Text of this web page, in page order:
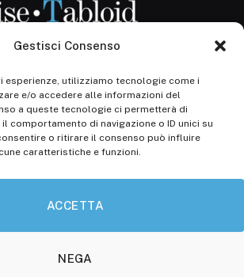
Gestisci Consenso
esperienze, utilizziamo tecnologie come i
e/o accedere alle informazioni del
a queste tecnologie ci permetterà di
comportamento di navigazione o ID unici su
o ritirare il consenso può influire
caratteristiche e funzioni.
ACCETTA
NEGA
di Campobasso: 3/2013 del
25549 (Prot. 1138/com/15 del